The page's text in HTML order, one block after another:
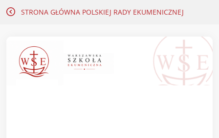
STRONA GŁÓWNA POLSKIEJ RADY EKUMENICZNEJ